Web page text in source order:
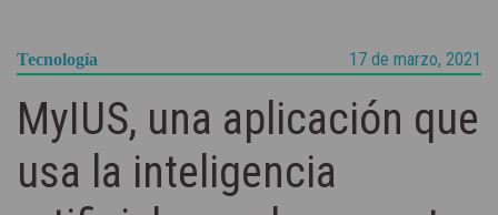
Tecnología 17 de marzo, 2021
MyIUS, una aplicación que
usa la inteligencia